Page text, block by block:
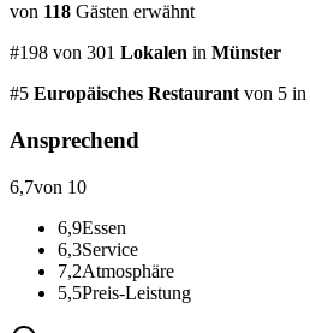
von 118 Gästen erwähnt
#198 von 301 Lokalen in Münster
#5 Europäisches Restaurant von 5 in
Ansprechend
6,7von 10
6,9Essen
6,3Service
7,2Atmosphäre
5,5Preis-Leistung